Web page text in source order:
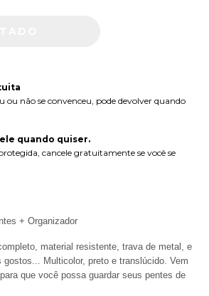
ou não se convenceu, pode devolver quando
quando quiser.
cancele gratuitamente se você se
+ Organizador
material resistente, trava de metal, e
gostos... Multicolor, preto e translúcido. Vem
que você possa guardar seus pentes de